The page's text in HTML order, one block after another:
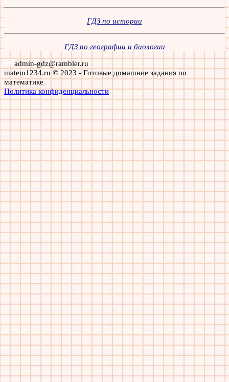
ГДЗ по истории
ГДЗ по географии и биологии
admin-gdz@rambler.ru
matem1234.ru © 2023 - Готовые домашние задания по
математике
Политика конфиденциальности